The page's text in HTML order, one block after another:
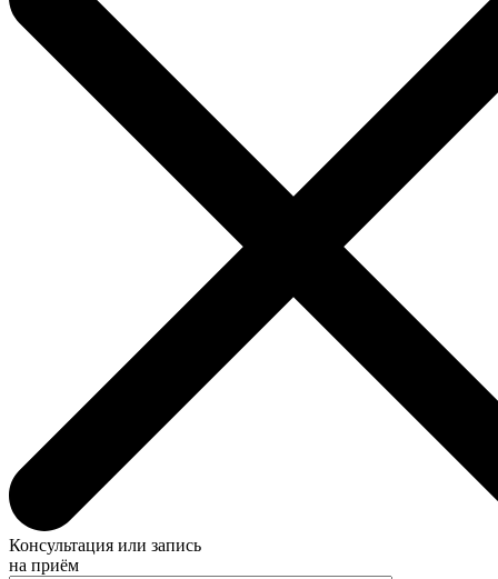
Консультация или запись
на приём